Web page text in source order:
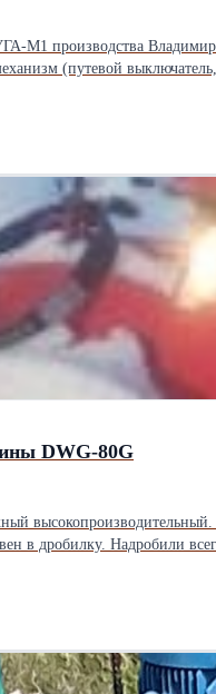
М1 производства
(путевой
1,1кВт. Производство более 11
мощность, кВт - 1,1 Диаметр
- D600 (605)мм Тип
DWG-80G
Дизель 2000 об/мин (Huafeng Power 37P55J01) 80л.с.
в дробилку. Надробили
мешок. В комплекте: - 3
дробилки
Стоимость услуг по